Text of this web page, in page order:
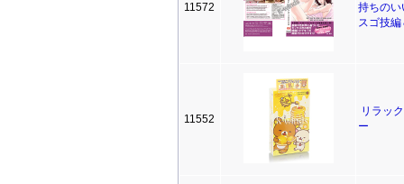
11572
持ちの
スゴ技
11552
リラッ
ー